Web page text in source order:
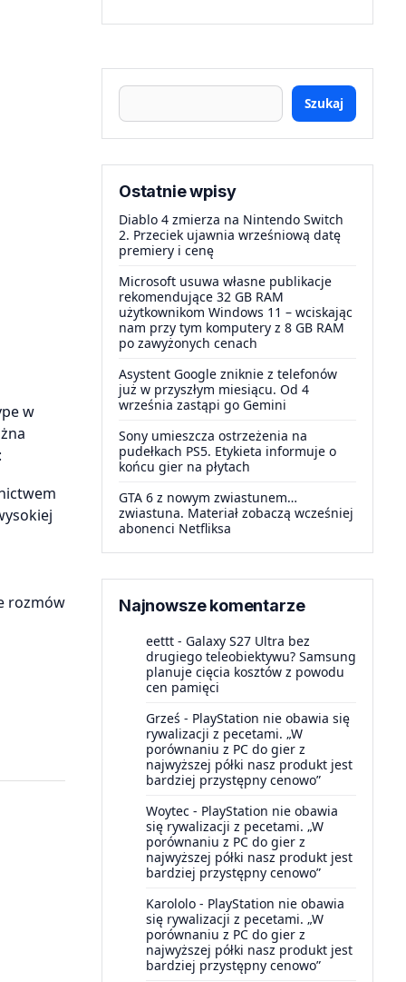
w
rozmów
Szukaj
Ostatnie wpisy
Diablo 4 zmierza na Nintendo Switch
2. Przeciek ujawnia wrześniową datę
premiery i cenę
Microsoft usuwa własne publikacje
rekomendujące 32 GB RAM
użytkownikom Windows 11 – wciskając
nam przy tym komputery z 8 GB RAM
po zawyżonych cenach
Asystent Google zniknie z telefonów
już w przyszłym miesiącu. Od 4
września zastąpi go Gemini
Sony umieszcza ostrzeżenia na
pudełkach PS5. Etykieta informuje o
końcu gier na płytach
GTA 6 z nowym zwiastunem…
zwiastuna. Materiał zobaczą wcześniej
abonenci Netfliksa
Najnowsze komentarze
eettt - Galaxy S27 Ultra bez
drugiego teleobiektywu? Samsung
planuje cięcia kosztów z powodu
cen pamięci
Grześ - PlayStation nie obawia się
rywalizacji z pecetami. „W
porównaniu z PC do gier z
najwyższej półki nasz produkt jest
bardziej przystępny cenowo”
Woytec - PlayStation nie obawia
się rywalizacji z pecetami. „W
porównaniu z PC do gier z
najwyższej półki nasz produkt jest
bardziej przystępny cenowo”
Karololo - PlayStation nie obawia
się rywalizacji z pecetami. „W
porównaniu z PC do gier z
najwyższej półki nasz produkt jest
bardziej przystępny cenowo”